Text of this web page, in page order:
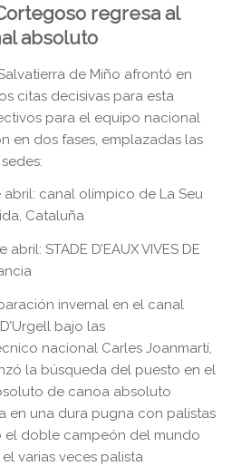
regresa al
absoluto
de Miño afrontó en
citas decisivas para esta
para el equipo nacional
en dos fases, emplazadas las
abril: canal olímpico de La Seu
Cataluña
STADE D’EAUX VIVES DE
invernal en el canal
bajo las
nacional Carles Joanmartí,
la búsqueda del puesto en el
de canoa absoluto
en una dura pugna con palistas
el doble campeón del mundo
varias veces palista